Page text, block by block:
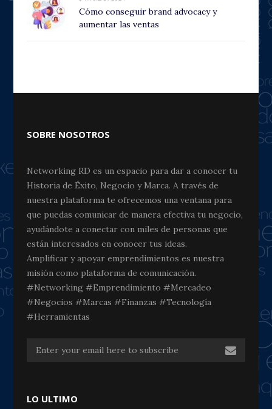
Cómo conseguir brand advocacy y
aumentar las ventas
SOBRE NOSOTROS
Networking RD es un espacio para dar a conocer tu
Historia de Éxito, Negocio y Marca. A través de
nuestra plataforma te ofrecemos una ventana para
que puedas comunicar de manera efectiva tu negocio,
ayudándote a conectar con miles de personas que
están interesados en conocer tus ideas.
Amplificar y apoyar emprendimientos es nuestra
misión como plataforma de comunicación.
#Networking #Emprendimiento #Mercadeo
#Negocios #Marcas #Finanzas #Tecnología
#Herramientas
LO ULTIMO